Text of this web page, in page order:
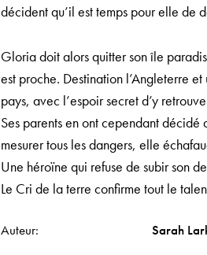
décident qu’il est temps pour elle de
Gloria doit alors quitter son île
est proche. Destination l’Angleterre
pays, avec l’espoir secret d’y
Ses parents en ont cependant
mesurer tous les dangers, elle
Une héroïne qui refuse de subir son
Le Cri de la terre confirme tout le
Auteur Sarah